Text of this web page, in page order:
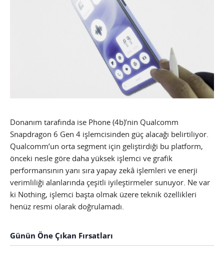
Donanım tarafında ise Phone (4b)’nin Qualcomm
Snapdragon 6 Gen 4 işlemcisinden güç alacağı belirtiliyor.
Qualcomm’un orta segment için geliştirdiği bu platform,
önceki nesle göre daha yüksek işlemci ve grafik
performansının yanı sıra yapay zekâ işlemleri ve enerji
verimliliği alanlarında çeşitli iyileştirmeler sunuyor. Ne var
ki Nothing, işlemci başta olmak üzere teknik özellikleri
henüz resmi olarak doğrulamadı.
Günün Öne Çıkan Fırsatları